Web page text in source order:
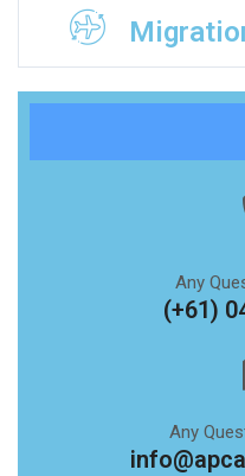
Any
(+61)
Any